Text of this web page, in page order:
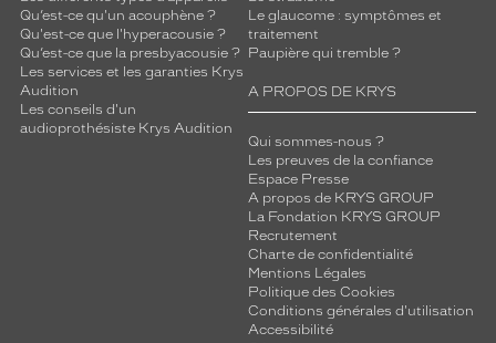
Qu’est-ce qu'un acouphène ?
Qu'est-ce que l'hyperacousie ?
Qu’est-ce que la presbyacousie ?
Les services et les garanties Krys
Audition
Les conseils d'un
audioprothésiste Krys Audition
Le glaucome : symptômes et
traitement
Paupière qui tremble ?
A PROPOS DE KRYS
Qui sommes-nous ?
Les preuves de la confiance
Espace Presse
A propos de KRYS GROUP
La Fondation KRYS GROUP
Recrutement
Charte de confidentialité
Mentions Légales
Politique des Cookies
Conditions générales d'utilisation
Accessibilité